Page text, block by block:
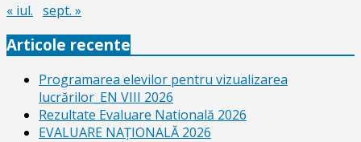
« iul. sept. »
Articole recente
Programarea elevilor pentru vizualizarea
lucrărilor_EN VIII 2026
Rezultate Evaluare Natională 2026
EVALUARE NAŢIONALĂ 2026